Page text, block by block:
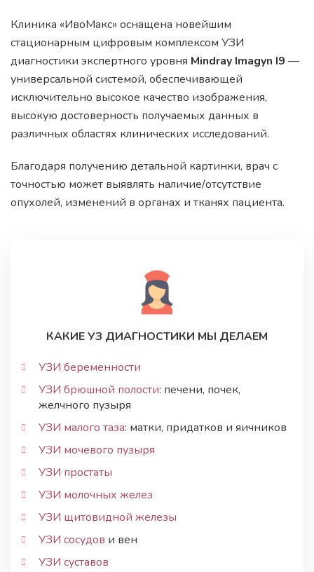
Клиника «ИвоМакс» оснащена новейшим
стационарным цифровым комплексом УЗИ
диагностики экспертного уровня Mindray Imagyn I9 —
универсальной системой, обеспечивающей
исключительно высокое качество изображения,
высокую достоверность получаемых данных в
различных областях клинических исследований.
Благодаря получению детальной картинки, врач с
точностью может выявлять наличие/отсутствие
опухолей, изменений в органах и тканях пациента.
КАКИЕ УЗ ДИАГНОСТИКИ МЫ ДЕЛАЕМ
УЗИ беременности
УЗИ брюшной полости: печени, почек,
желчного пузыря
УЗИ малого таза: матки, придатков и яичников
УЗИ мочевого пузыря
УЗИ простаты
УЗИ молочных желез
УЗИ щитовидной железы
УЗИ сосудов и вен
УЗИ суставов